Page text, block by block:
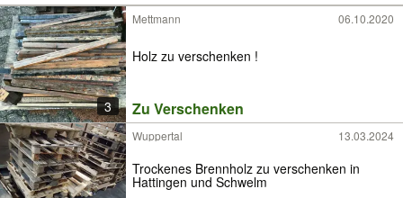
3
Mettmann 06.10.2020
Holz zu verschenken !
Zu Verschenken
Wuppertal 13.03.2024
Trockenes Brennholz zu verschenken in
Hattingen und Schwelm